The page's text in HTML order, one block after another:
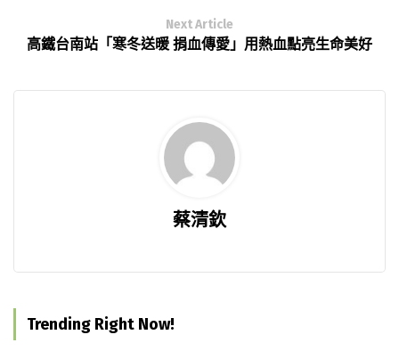
Next Article
高鐵台南站「寒冬送暖 捐血傳愛」用熱血點亮生命美好
蔡清欽
Trending Right Now!